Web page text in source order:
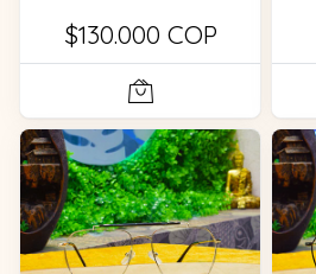
$130.000 COP